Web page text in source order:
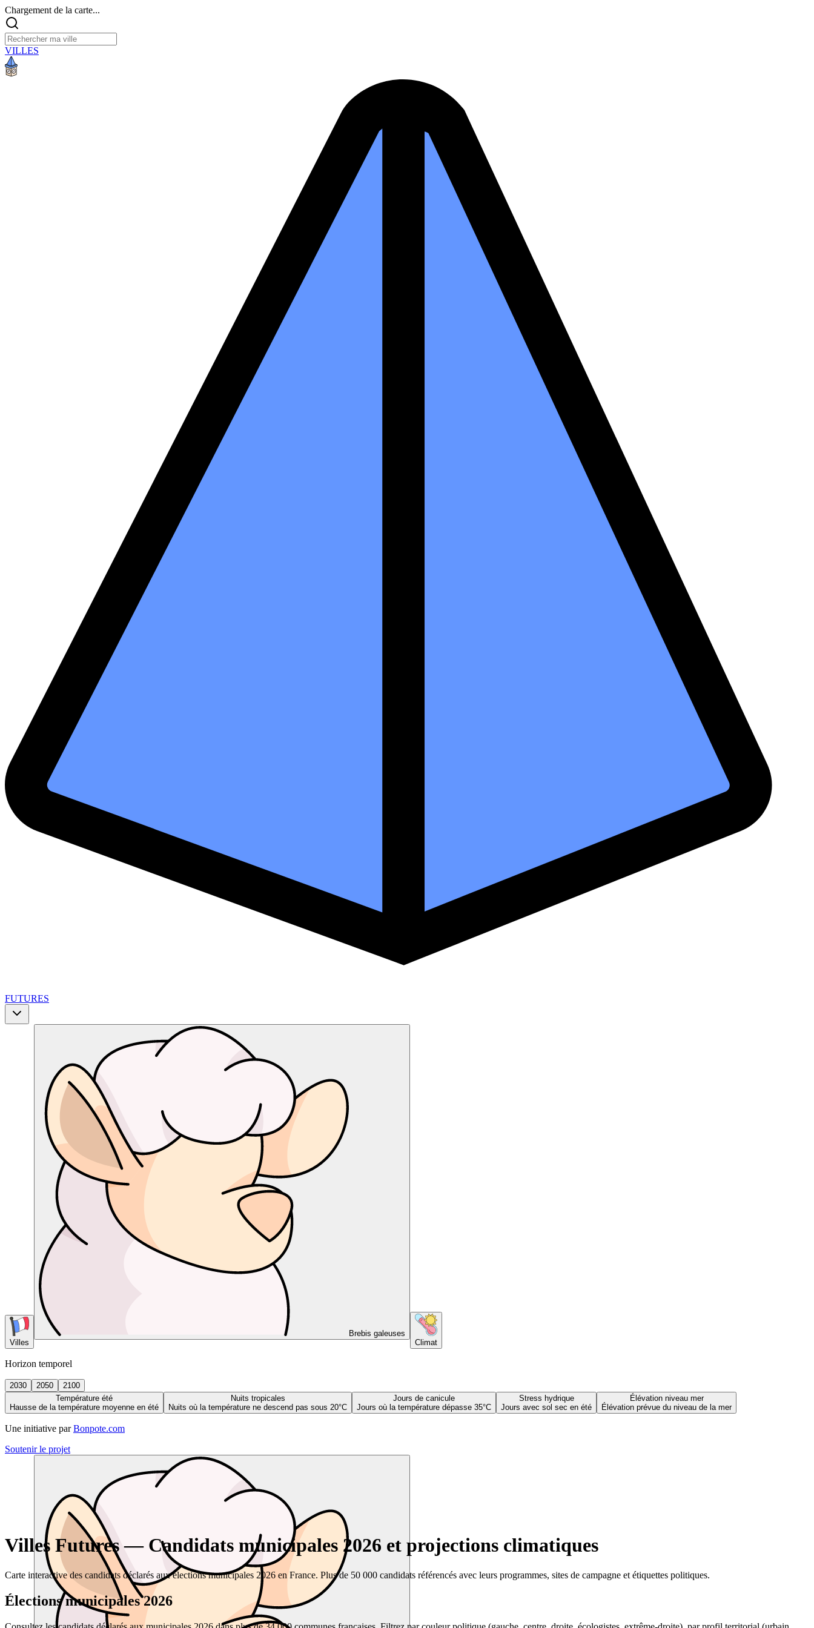
Chargement de la carte...
VILLES
FUTURES
Villes
Brebis galeuses
Climat
Horizon temporel
2030 2050
2100
Température été
Hausse de la température moyenne en été
Nuits tropicales
Nuits où la température ne descend pas sous 20°C
Jours de canicule
Jours où la température dépasse 35°C
Stress hydrique
Jours avec sol sec en été
Élévation niveau mer
Élévation prévue du niveau de la mer
Une initiative par Bonpote.com
Soutenir le projet
Villes Futures — Candidats municipales 2026 et projections climatiques
Carte interactive des candidats déclarés aux élections municipales 2026 en France. Plus de 50 000 candidats référencés avec leurs programmes, sites de campagne et étiquettes politiques.
Élections municipales 2026